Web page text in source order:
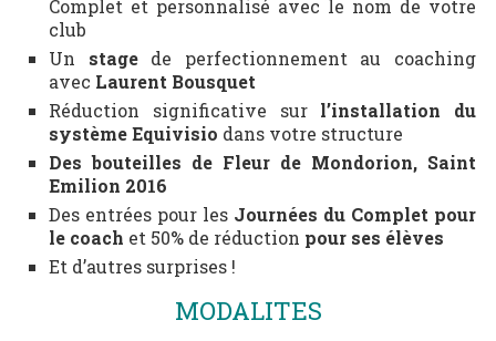
Complet et personnalisé avec le nom de votre
club
Un stage de perfectionnement au coaching
avec Laurent Bousquet
Réduction significative sur l’installation du
système Equivisio dans votre structure
Des bouteilles de Fleur de Mondorion, Saint
Emilion 2016
Des entrées pour les Journées du Complet pour
le coach et 50% de réduction pour ses élèves
Et d’autres surprises !
MODALITES